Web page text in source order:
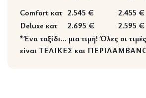
Comfort κατ 2.545 € 2.455 €
Deluxe κατ
2.695 € 2.595 €
*Ένα ταξίδι… μια τιμή! Όλες οι
είναι ΤΕΛΙΚΕΣ και